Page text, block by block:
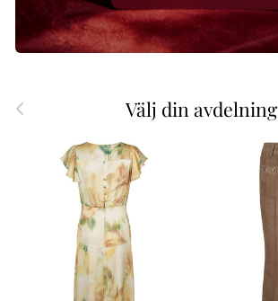
Tillbaka Välj din avdelning